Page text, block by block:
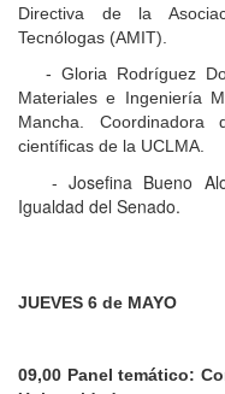
Directiva de la
Tecnólogas (AMIT).
- Gloria Rodríguez
Materiales e Ingeniería
Mancha.
científicas de la UCLMA.
- Josefina Bueno
Igualdad del Senado.
JUEVES 6 de MAYO
09,00 Panel temático: